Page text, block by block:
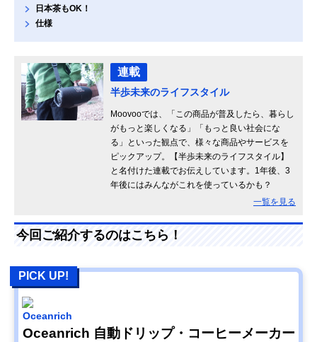
日本茶もOK！
仕様
連載
半歩未来のライフスタイル
Moovooでは、「この商品が普及したら、暮らし
がもっと楽しくなる」「もっと良い社会にな
る」といった観点で、様々な商品やサービスを
ピックアップ。【半歩未来のライフスタイル】
と名付けた連載でお伝えしています。1年後、3
年後にはみんながこれを使っているかも？
一覧を見る
今回ご紹介するのはこちら！
PICK UP!
Oceanrich
Oceanrich 自動ドリップ・コーヒーメーカー